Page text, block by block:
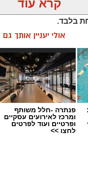
כישורים
בלבד.
קרא עוד
אולי יעניין אותך גם
פנתרה -חלל משותף
ומרכז לאירועים עסקיים
ופרטיים ועוד לפרטים
לחצו >>